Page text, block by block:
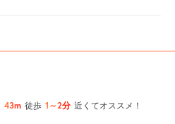
43m 徒歩 1～2分 近くてオススメ！